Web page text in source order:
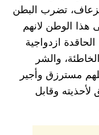
تضرب البطن
هذا الوطن لانهم
ازدواجية
والشر
مسترزق وأجير
وقابل